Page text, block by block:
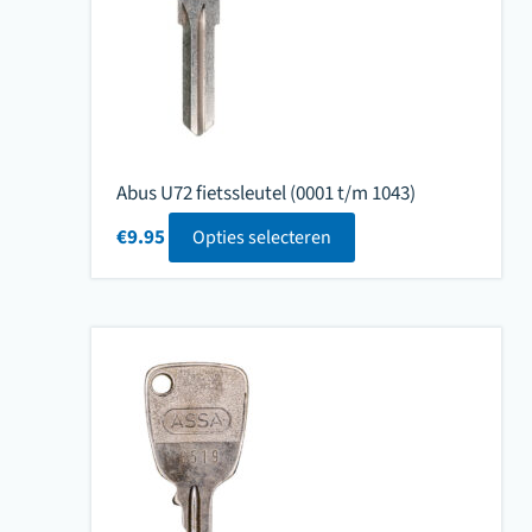
Abus U72 fietssleutel (0001 t/m 1043)
€9.95 Opties selecteren